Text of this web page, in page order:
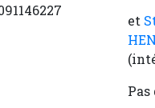
et